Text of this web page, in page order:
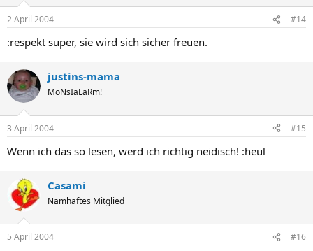
2 April 2004 #14
:respekt super, sie wird sich sicher freuen.
justins-mama
MoNsIaLaRm!
3 April 2004 #15
Wenn ich das so lesen, werd ich richtig neidisch! :heul
Casami
Namhaftes Mitglied
5 April 2004 #16